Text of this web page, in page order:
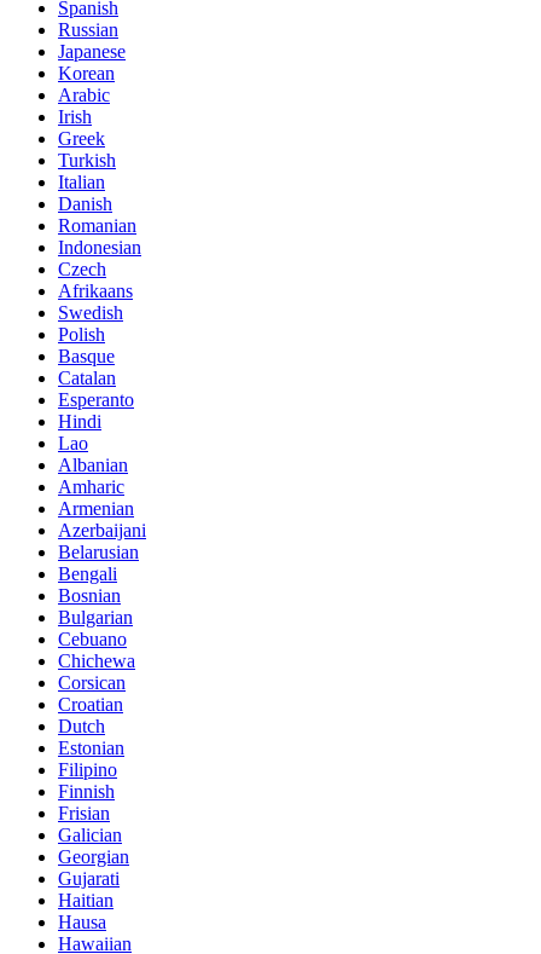
Spanish
Russian
Japanese
Korean
Arabic
Irish
Greek
Turkish
Italian
Danish
Romanian
Indonesian
Czech
Afrikaans
Swedish
Polish
Basque
Catalan
Esperanto
Hindi
Lao
Albanian
Amharic
Armenian
Azerbaijani
Belarusian
Bengali
Bosnian
Bulgarian
Cebuano
Chichewa
Corsican
Croatian
Dutch
Estonian
Filipino
Finnish
Frisian
Galician
Georgian
Gujarati
Haitian
Hausa
Hawaiian